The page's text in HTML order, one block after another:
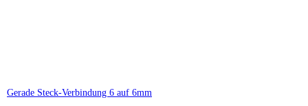
Gerade Steck-Verbindung 6 auf 6mm